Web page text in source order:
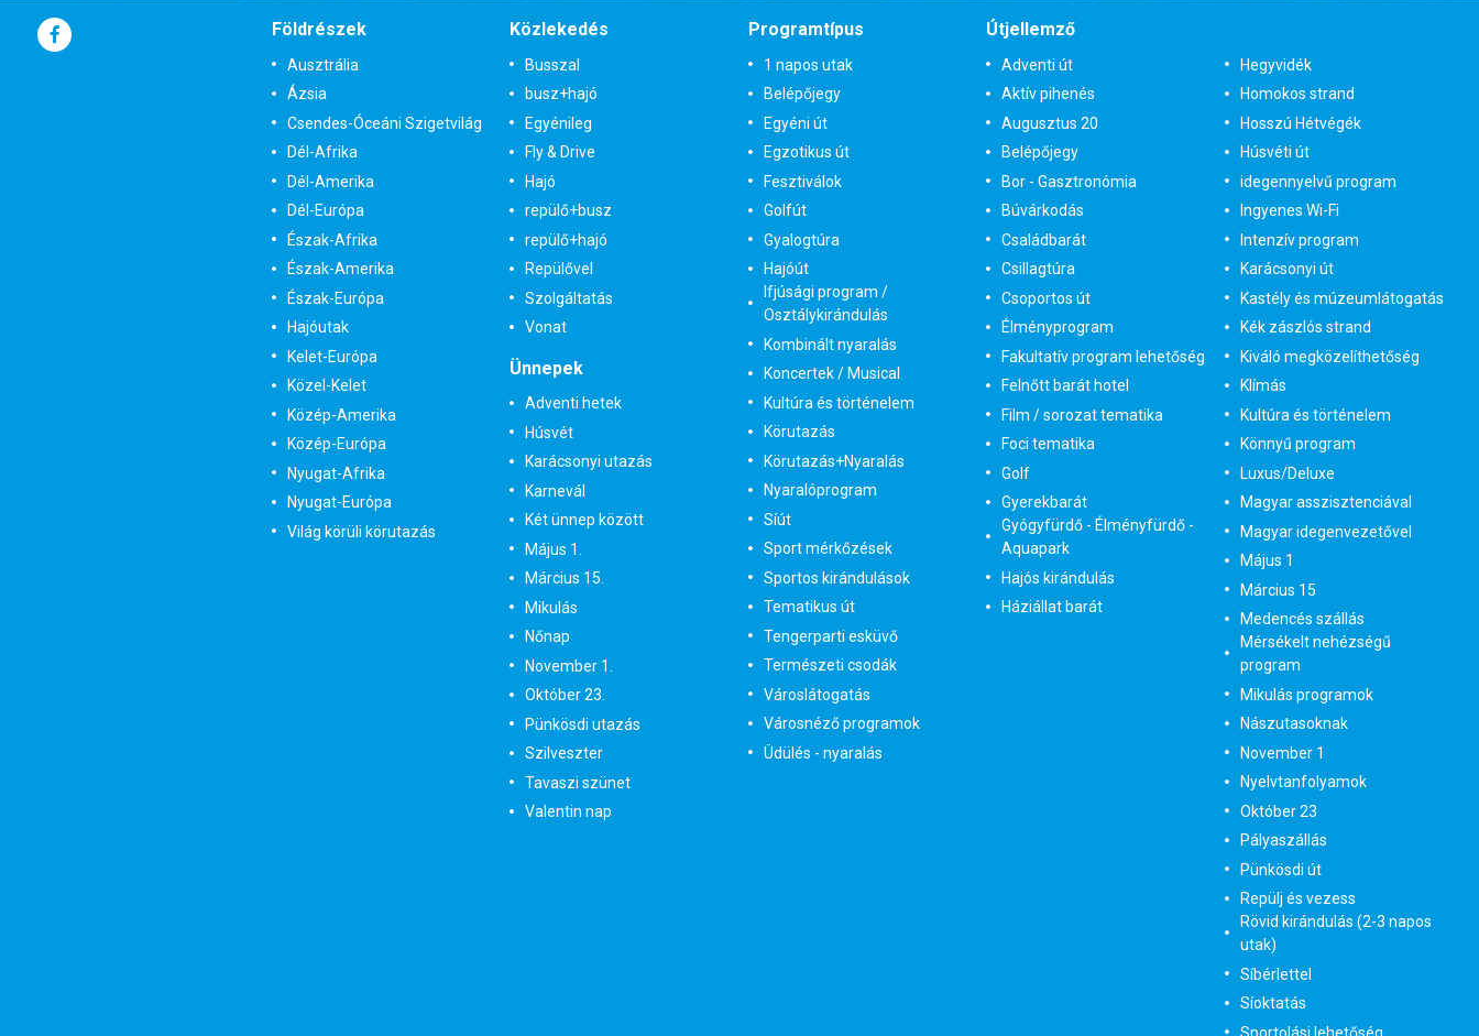
Földrészek
Ausztrália
Ázsia
Csendes-Óceáni Szigetvilág
Dél-Afrika
Dél-Amerika
Dél-Európa
Észak-Afrika
Észak-Amerika
Észak-Európa
Hajóutak
Kelet-Európa
Közel-Kelet
Közép-Amerika
Közép-Európa
Nyugat-Afrika
Nyugat-Európa
Világ körüli körutazás
Közlekedés
Busszal
busz+hajó
Egyénileg
Fly & Drive
Hajó
repülő+busz
repülő+hajó
Repülővel
Szolgáltatás
Vonat
Ünnepek
Adventi hetek
Húsvét
Karácsonyi utazás
Karnevál
Két ünnep között
Május 1.
Március 15.
Mikulás
Nőnap
November 1.
Október 23.
Pünkösdi utazás
Szilveszter
Tavaszi szünet
Valentin nap
Programtípus
1 napos utak
Belépőjegy
Egyéni út
Egzotikus út
Fesztiválok
Golfút
Gyalogtúra
Hajóút
Ifjúsági program /
Osztálykirándulás
Kombinált nyaralás
Koncertek / Musical
Kultúra és történelem
Körutazás
Körutazás+Nyaralás
Nyaralóprogram
Síút
Sport mérkőzések
Sportos kirándulások
Tematikus út
Tengerparti esküvő
Természeti csodák
Városlátogatás
Városnéző programok
Üdülés - nyaralás
Útjellemző
Adventi út
Aktív pihenés
Augusztus 20
Belépőjegy
Bor - Gasztronómia
Búvárkodás
Családbarát
Csillagtúra
Csoportos út
Élményprogram
Fakultatív program lehetőség
Felnőtt barát hotel
Film / sorozat tematika
Foci tematika
Golf
Gyerekbarát
Gyógyfürdő - Élményfürdő -
Aquapark
Hajós kirándulás
Háziállat barát
Hegyvidék
Homokos strand
Hosszú Hétvégék
Húsvéti út
idegennyelvű program
Ingyenes Wi-Fi
Intenzív program
Karácsonyi út
Kastély és múzeumlátogatás
Kék zászlós strand
Kiváló megközelíthetőség
Klímás
Kultúra és történelem
Könnyű program
Luxus/Deluxe
Magyar asszisztenciával
Magyar idegenvezetővel
Május 1
Március 15
Medencés szállás
Mérsékelt nehézségű
program
Mikulás programok
Nászutasoknak
November 1
Nyelvtanfolyamok
Október 23
Pályaszállás
Pünkösdi út
Repülj és vezess
Rövid kirándulás (2-3 napos
utak)
Síbérlettel
Síoktatás
Sportolási lehetőség